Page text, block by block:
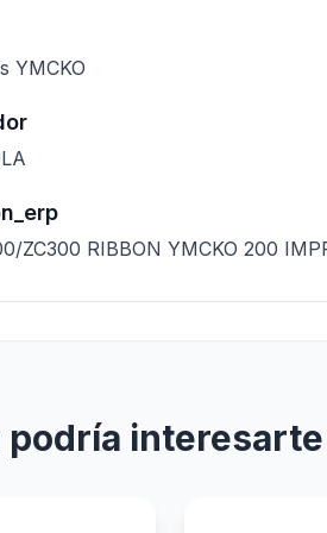
YMCKO
ZC300 RIBBON YMCKO 200
podría interesarte